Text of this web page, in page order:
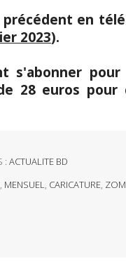
en
2023).
s'abonner
28 euros
:ACTUALITE BD
, MENSUEL, CARICATURE,